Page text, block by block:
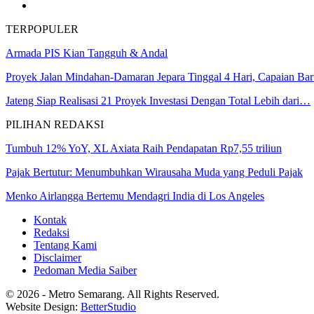
TERPOPULER
Armada PIS Kian Tangguh & Andal
Proyek Jalan Mindahan-Damaran Jepara Tinggal 4 Hari, Capaian
Jateng Siap Realisasi 21 Proyek Investasi Dengan Total Lebih dari…
PILIHAN REDAKSI
Tumbuh 12% YoY, XL Axiata Raih Pendapatan Rp7,55 triliun
Pajak Bertutur: Menumbuhkan Wirausaha Muda yang Peduli Pajak
Menko Airlangga Bertemu Mendagri India di Los Angeles
Kontak
Redaksi
Tentang Kami
Disclaimer
Pedoman Media Saiber
© 2026 - Metro Semarang. All Rights Reserved.
Website Design: BetterStudio